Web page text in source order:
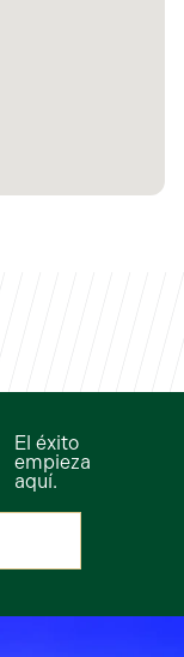
El éxito
empieza
aquí.